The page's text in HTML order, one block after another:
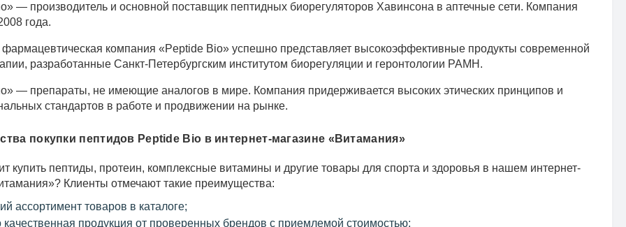
— производитель и основной поставщик пептидных биорегуляторов Хавинсона в аптечные сети. Компания
года.
фармацевтическая компания «Peptide Bio» успешно представляет высокоэффективные продукты современной
разработанные Санкт-Петербургским институтом биорегуляции и геронтологии РАМН.
— препараты, не имеющие аналогов в мире. Компания придерживается высоких этических принципов и
стандартов в работе и продвижении на рынке.
покупки пептидов Peptide Bio в интернет-магазине «Витамания»
купить пептиды, протеин, комплексные витамины и другие товары для спорта и здоровья в нашем интернет-
Клиенты отмечают такие преимущества:
ассортимент товаров в каталоге;
качественная продукция от проверенных брендов с приемлемой стоимостью;